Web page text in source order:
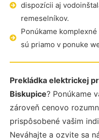
dispozícii aj
remeselníkov.
Ponúkame
sú priamo v ponuke
Prekládka elektrickej
Biskupice? Ponúkame
zároveň cenovo
prispôsobené vašim
Neváhajte a ozvite sa